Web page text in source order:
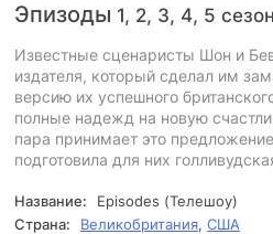
Эпизоды 1, 2, 3, 4, 5
Известные сценаристы Шон и
издателя, который сделал им
версию их успешного
полные надежд на новую
пара принимает это
подготовила для них
Название: Episodes (Телешоу)
Страна:
Великобритания, США